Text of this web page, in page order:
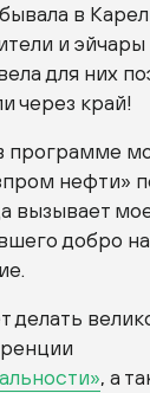
в
и
для них
через край!
нефти»
вызывает
добро
, а